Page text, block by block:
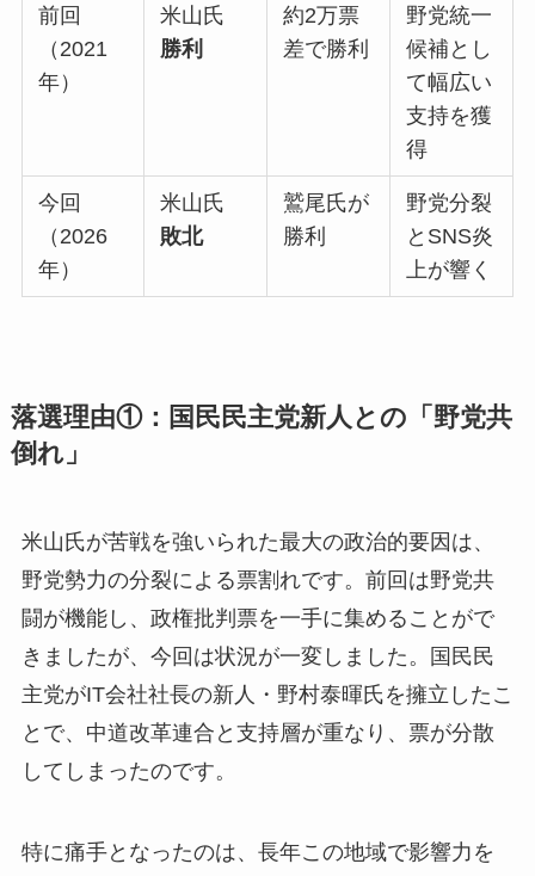
前回
（2021
年）
米山氏
勝利
約2万票
差で勝利
野党統一
候補とし
て幅広い
支持を獲
得
今回
（2026
年）
米山氏
敗北
鷲尾氏が
勝利
野党分裂
とSNS炎
上が響く
落選理由①：国民民主党新人との「野党共
倒れ」
米山氏が苦戦を強いられた最大の政治的要因は、
野党勢力の分裂による票割れです。前回は野党共
闘が機能し、政権批判票を一手に集めることがで
きましたが、今回は状況が一変しました。国民民
主党がIT会社社長の新人・野村泰暉氏を擁立したこ
とで、中道改革連合と支持層が重なり、票が分散
してしまったのです。
特に痛手となったのは、長年この地域で影響力を